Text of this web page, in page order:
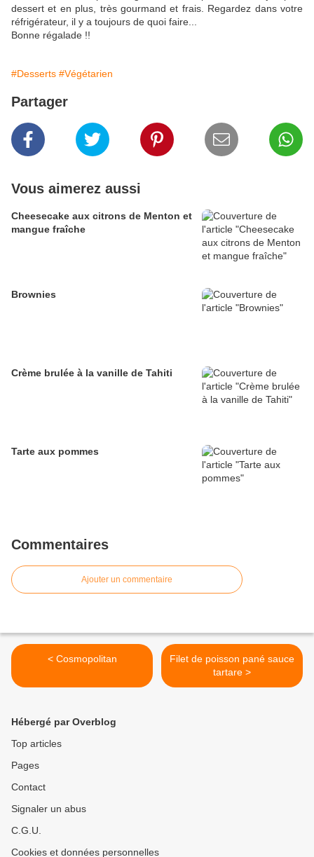
dessert et en plus, très gourmand et frais. Regardez dans votre
réfrigérateur, il y a toujours de quoi faire...
Bonne régalade !!
#Desserts #Végétarien
Partager
Vous aimerez aussi
Cheesecake aux citrons de Menton et
mangue fraîche
Brownies
Crème brulée à la vanille de Tahiti
Tarte aux pommes
Commentaires
Ajouter un commentaire
< Cosmopolitan
Filet de poisson pané sauce
tartare >
Hébergé par Overblog
Top articles
Pages
Contact
Signaler un abus
C.G.U.
Cookies et données personnelles